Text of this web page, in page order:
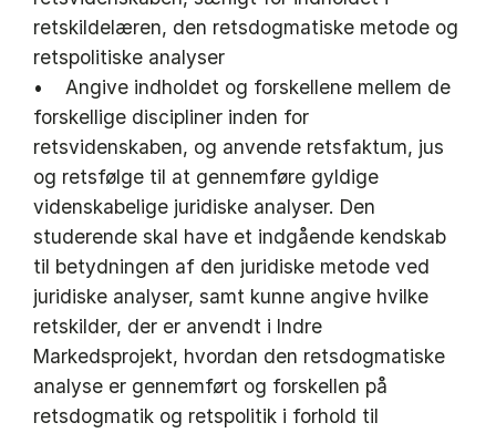
retskildelæren, den retsdogmatiske metode og
retspolitiske analyser
• Angive indholdet og forskellene mellem de
forskellige discipliner inden for
retsvidenskaben, og anvende retsfaktum, jus
og retsfølge til at gennemføre gyldige
videnskabelige juridiske analyser. Den
studerende skal have et indgående kendskab
til betydningen af den juridiske metode ved
juridiske analyser, samt kunne angive hvilke
retskilder, der er anvendt i Indre
Markedsprojekt, hvordan den retsdogmatiske
analyse er gennemført og forskellen på
retsdogmatik og retspolitik i forhold til